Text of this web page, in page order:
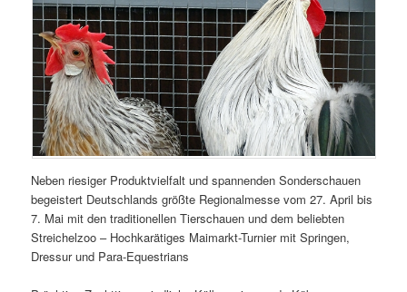
Neben riesiger Produktvielfalt und spannenden Sonderschauen
begeistert Deutschlands größte Regionalmesse vom 27. April bis
7. Mai mit den traditionellen Tierschauen und dem beliebten
Streichelzoo – Hochkarätiges Maimarkt-Turnier mit Springen,
Dressur und Para-Equestrians